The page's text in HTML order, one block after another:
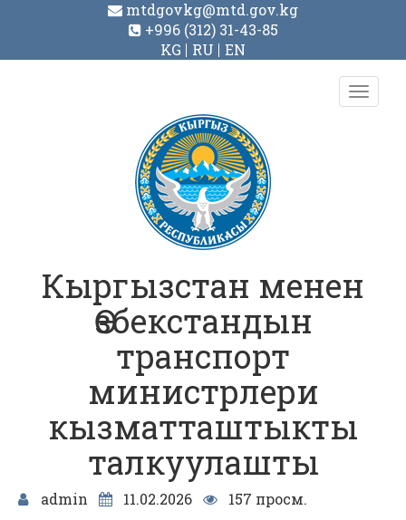
mtdgovkg@mtd.gov.kg
+996 (312) 31-43-85
KG
RU EN
Toggle
Кыргызстан менен
Өзбекстандын
транспорт
министрлери
кызматташтыкты
талкуулашты
admin 11.02.2026
157 просм.